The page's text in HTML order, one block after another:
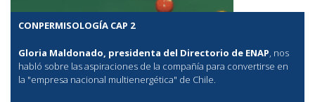
CONPERMISOLOGÍA CAP 2
Gloria Maldonado, presidenta del Directorio de ENAP, nos
habló sobre las aspiraciones de la compañía para convertirse en
la "empresa nacional multienergética" de Chile.